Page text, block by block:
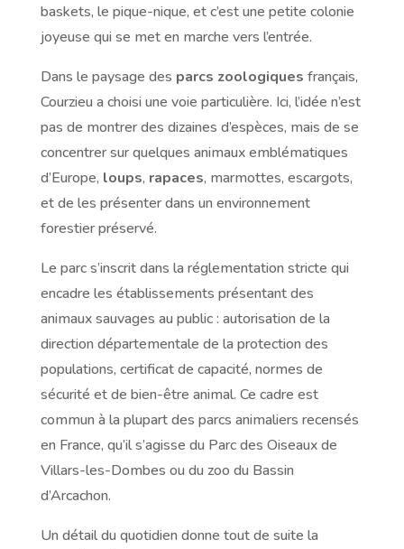
baskets, le pique-nique, et c’est une petite colonie
joyeuse qui se met en marche vers l’entrée.
Dans le paysage des parcs zoologiques français,
Courzieu a choisi une voie particulière. Ici, l’idée n’est
pas de montrer des dizaines d’espèces, mais de se
concentrer sur quelques animaux emblématiques
d’Europe, loups, rapaces, marmottes, escargots,
et de les présenter dans un environnement
forestier préservé.
Le parc s’inscrit dans la réglementation stricte qui
encadre les établissements présentant des
animaux sauvages au public : autorisation de la
direction départementale de la protection des
populations, certificat de capacité, normes de
sécurité et de bien-être animal. Ce cadre est
commun à la plupart des parcs animaliers recensés
en France, qu’il s’agisse du Parc des Oiseaux de
Villars-les-Dombes ou du zoo du Bassin
d’Arcachon.
Un détail du quotidien donne tout de suite la